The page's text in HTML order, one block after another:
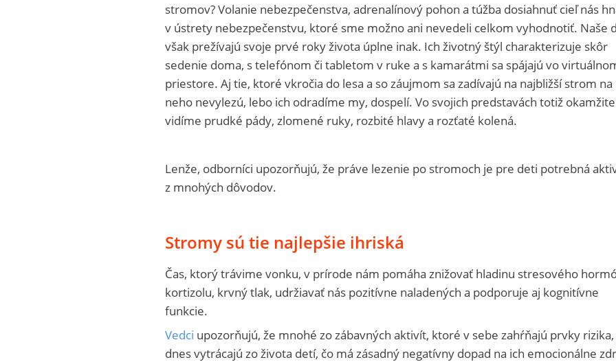
stromov? Volanie nebezpečenstva, adrenalínový pohon a túžba dosiahnuť cieľ nás
v ústrety nebezpečenstvu, ktoré sme možno ani nevedeli celkom vyhodnotiť. Naše
však prežívajú svoje prvé roky života úplne inak. Ich životný štýl charakterizuje skôr
sedenie doma, s telefónom či tabletom v ruke a s kamarátmi sa spájajú vo
priestore. Aj tie, ktoré vkročia do lesa a so záujmom sa zadívajú na najbližší strom na
neho nevylezú, lebo ich odradíme my, dospelí. Vo svojich predstavách totiž okamžite
vidíme prudké pády, zlomené ruky, rozbité hlavy a rozťaté kolená.
Lenže, odborníci upozorňujú, že práve lezenie po stromoch je pre deti potrebná
z mnohých dôvodov.
Stromy sú tie najlepšie ihriská
Čas, ktorý trávime vonku, v prírode nám pomáha znižovať hladinu stresového
kortizolu, krvný tlak, udržiavať nás pozitívne naladených a podporuje aj kognitívne
funkcie.
Vedci upozorňujú, že mnohé zo zábavných aktivít, ktoré v sebe zahŕňajú prvky rizika,
dnes vytrácajú zo života detí, čo má zásadný negatívny dopad na ich emocionálne